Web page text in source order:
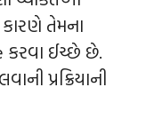
કારણે તેમના
કરવા ઈચ્છે છે.
પ્રક્રિયાની